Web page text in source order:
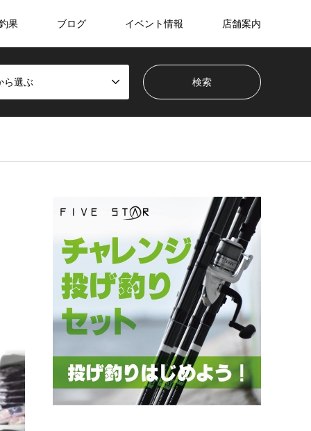
果 ブログ イベント情報 店舗案内
ら選ぶ